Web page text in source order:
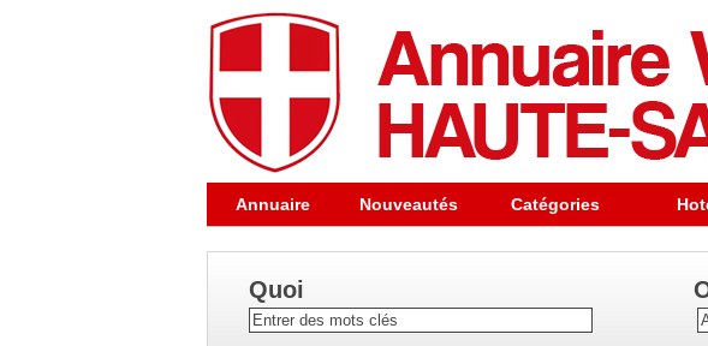
Annuaire Nouveautés Catégories
Quoi